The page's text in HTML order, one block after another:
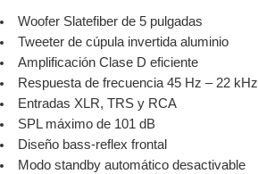
Woofer Slatefiber de 5 pulgadas
Tweeter de cúpula invertida aluminio
Amplificación Clase D eficiente
Respuesta de frecuencia 45 Hz – 22 kHz
Entradas XLR, TRS y RCA
SPL máximo de 101 dB
Diseño bass-reflex frontal
Modo standby automático desactivable